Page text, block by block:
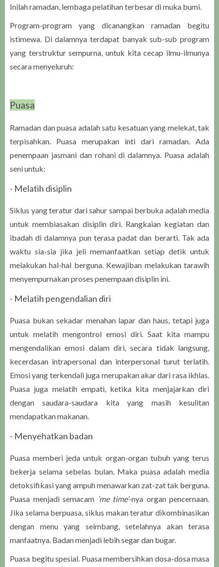
Inilah ramadan, lembaga pelatihan terbesar di muka bumi.
Program-program yang dicanangkan ramadan begitu
istimewa. Di dalamnya terdapat banyak sub-sub program
yang terstruktur sempurna, untuk kita cecap ilmu-ilmunya
secara menyeluruh:
Puasa
Ramadan dan puasa adalah satu kesatuan yang melekat, tak
terpisahkan. Puasa merupakan inti dari ramadan. Ada
penempaan jasmani dan rohani di dalamnya. Puasa adalah
seni untuk:
- Melatih disiplin
Siklus yang teratur dari sahur sampai berbuka adalah media
untuk membiasakan disiplin diri. Rangkaian kegiatan dan
ibadah di dalamnya pun terasa padat dan berarti. Tak ada
waktu sia-sia jika jeli memanfaatkan setiap detik untuk
melakukan hal-hal berguna. Kewajiban melakukan tarawih
menyempurnakan proses penempaan disiplin ini.
- Melatih pengendalian diri
Puasa bukan sekadar menahan lapar dan haus, tetapi juga
untuk melatih mengontrol emosi diri. Saat kita mampu
mengendalikan emosi dalam diri, secara tidak langsung,
kecerdasan intrapersonal dan interpersonal turut terlatih.
Emosi yang terkendali juga merupakan akar dari rasa ikhlas.
Puasa juga melatih empati, ketika kita menjajarkan diri
dengan saudara-saudara kita yang masih kesulitan
mendapatkan makanan.
- Menyehatkan badan
Puasa memberi jeda untuk organ-organ tubuh yang terus
bekerja selama sebelas bulan. Maka puasa adalah media
detoksifikasi yang ampuh menawarkan zat-zat tak berguna.
Puasa menjadi semacam ‘me time’-nya organ pencernaan.
Jika selama berpuasa, siklus makan teratur dikombinasikan
dengan menu yang seimbang, setelahnya akan terasa
manfaatnya. Badan menjadi lebih segar dan bugar.
Puasa begitu spesial. Puasa membersihkan dosa-dosa masa